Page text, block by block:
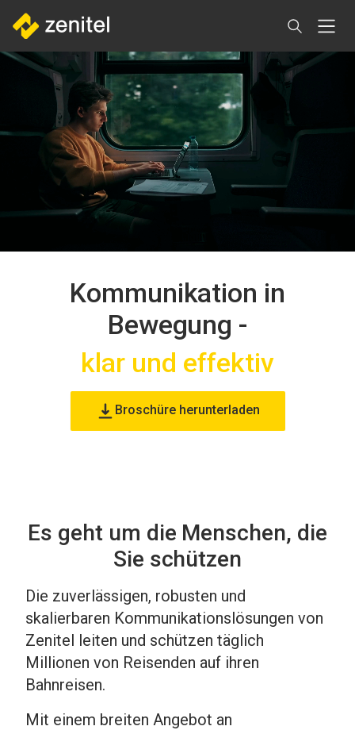
zum
Inhalt
Kommunikation in
Bewegung -
klar und effektiv
Broschüre herunterladen
Es geht um die Menschen, die
Sie schützen
Die zuverlässigen, robusten und
skalierbaren Kommunikationslösungen von
Zenitel leiten und schützen täglich
Millionen von Reisenden auf ihren
Bahnreisen.
Mit einem breiten Angebot an